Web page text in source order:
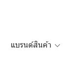
แบรนด์สินค้า